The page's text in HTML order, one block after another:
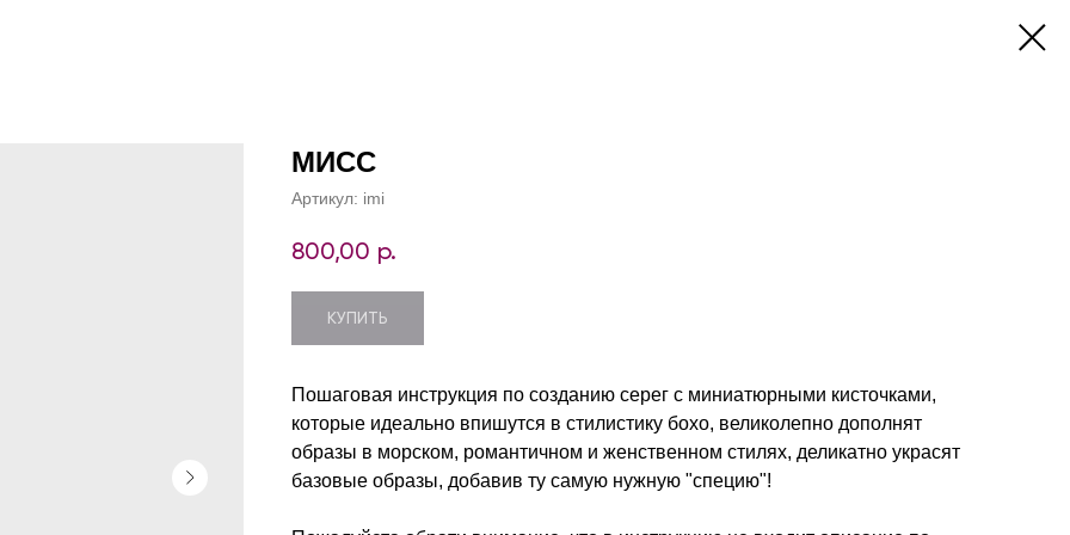
МИСС
Артикул: imi
800,00 р.
КУПИТЬ
Пошаговая инструкция по созданию серег с миниатюрными кисточками,
которые идеально впишутся в стилистику бохо, великолепно дополнят
образы в морском, романтичном и женственном стилях, деликатно украсят
базовые образы, добавив ту самую нужную "специю"!